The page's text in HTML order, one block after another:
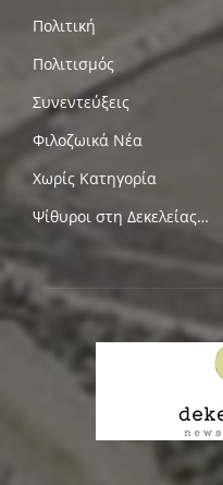
Πολιτική
Πολιτισμός
Συνεντεύξεις
Φιλοζωικά Νέα
Χωρίς Κατηγορία
Ψίθυροι στη Δεκελείας…